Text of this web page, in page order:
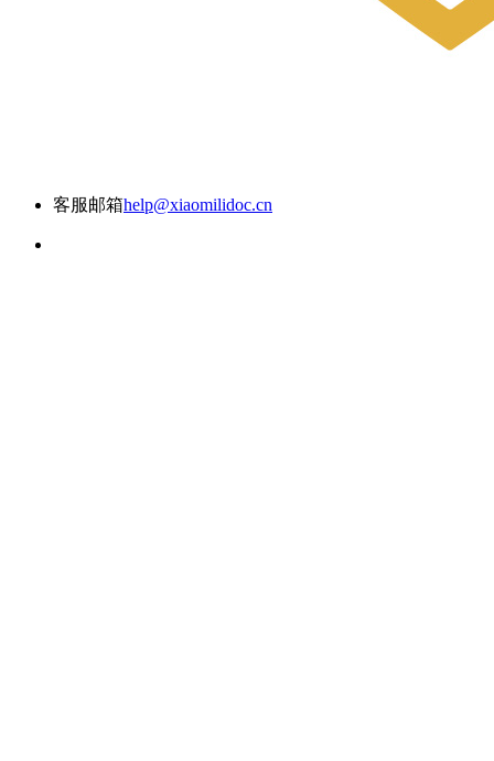
客服邮箱help@xiaomilidoc.cn